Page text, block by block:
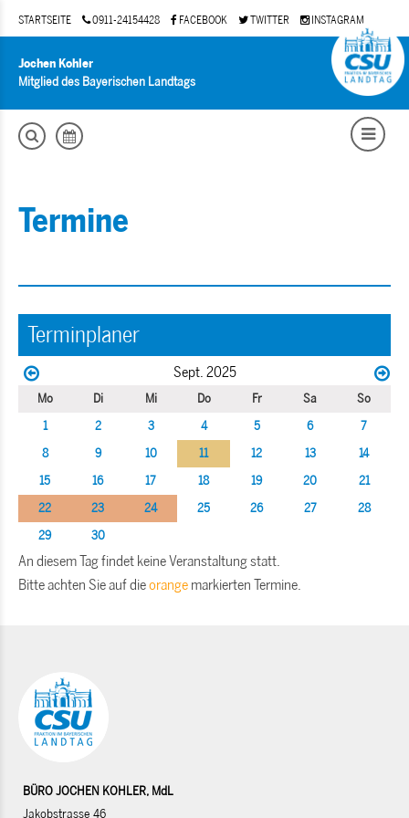
STARTSEITE 0911-24154428 FACEBOOK TWITTER INSTAGRAM
Jochen Kohler
Mitglied des Bayerischen Landtags
Termine
Terminplaner
Sept. 2025
Mo Di Mi Do Fr Sa
So
1
2 3 4 5 6
7
8
9 10 11 12 13
14
15
16 17 18 19 20
21
22
23 24 25 26 27
28
29
30
An diesem Tag findet keine Veranstaltung statt.
Bitte achten Sie auf dieorange markierten Termine.
BÜRO JOCHEN KOHLER, MdL
Jakobstrasse 46